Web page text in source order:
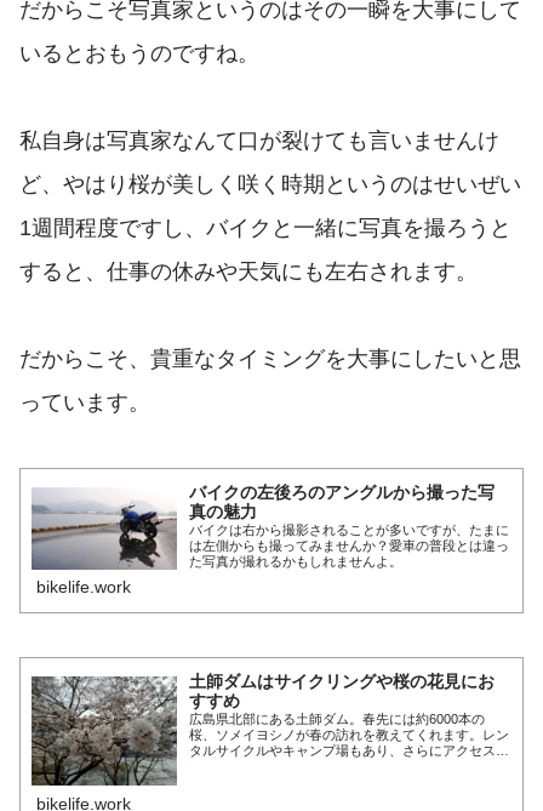
だからこそ写真家というのはその一瞬を大事にして
いるとおもうのですね。
私自身は写真家なんて口が裂けても言いませんけ
ど、やはり桜が美しく咲く時期というのはせいぜい
1週間程度ですし、バイクと一緒に写真を撮ろうと
すると、仕事の休みや天気にも左右されます。
だからこそ、貴重なタイミングを大事にしたいと思
っています。
バイクの左後ろのアングルから撮った写
真の魅力
バイクは右から撮影されることが多いですが、たまに
は左側からも撮ってみませんか？愛車の普段とは違っ
た写真が撮れるかもしれませんよ。
bikelife.work
土師ダムはサイクリングや桜の花見にお
すすめ
広島県北部にある土師ダム。春先には約6000本の
桜、ソメイヨシノが春の訪れを教えてくれます。レン
タルサイクルやキャンプ場もあり、さらにアクセスも
bikelife.work